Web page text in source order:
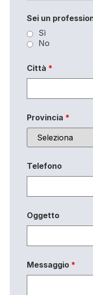
Sei un
Sì
No
Città *
Provincia *
Telefono
Oggetto
Messaggio *